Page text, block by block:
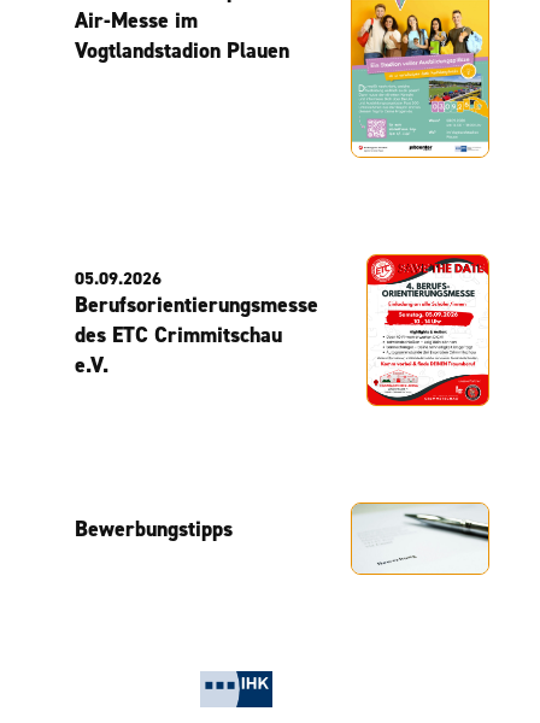
Air-Messe im
Vogtlandstadion Plauen
05.09.2026
Berufsorientierungsmesse
des ETC Crimmitschau
e.V.
Bewerbungstipps